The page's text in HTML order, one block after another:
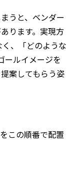
うと、ベンダー
ります。実現方
、「どのような
ールイメージを
案してもらう姿
この順番で配置